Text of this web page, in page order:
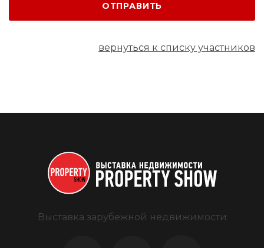
ОТПРАВИТЬ
вернуться к списку участников
Выставка зарубежной недвижимости